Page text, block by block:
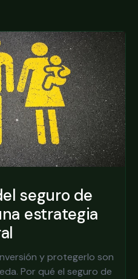
seguro de
estrategia
y protegerlo son
Por qué el seguro de